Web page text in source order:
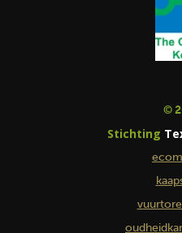
©
Stichting